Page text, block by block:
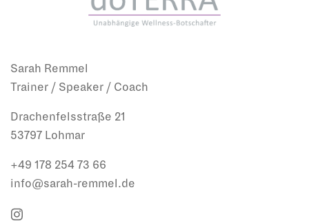
Sarah Remmel
Trainer / Speaker / Coach
Drachenfelsstraße 21
53797 Lohmar
+49 178 254 73 66
info@sarah-remmel.de